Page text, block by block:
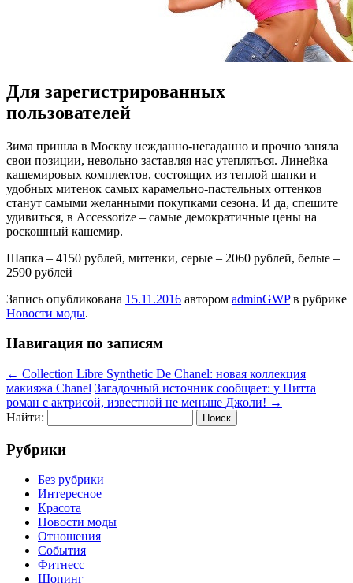
Для зарегистрированных
пользователей
Зимa пришла в Москву нежданно-негаданно и прочно заняла
свои позиции, невольно заставляя нас утепляться. Линейка
кашемировых комплектов, состоящих из теплой шапки и
удобных митенок самых карамельно-пастельных оттенков
станут самыми желанными покупками сезона. И да, спешите
удивиться, в Accessorize – самые демократичные цены на
роскошный кашемир.
Шапка – 4150 рублей, митенки, серые – 2060 рублей, белые –
2590 рублей
Запись опубликована 15.11.2016 автором adminGWPв рубрике
Новости моды.
Навигация по записям
← Collection Libre Synthetic De Chanel: новая коллекция
макияжа Chanel Загадочный источник сообщает: у Питта
роман с актрисой, известной не меньше Джоли! →
Найти:
Рубрики
Без рубрики
Интересное
Красота
Новости моды
Отношения
События
Фитнесс
Шопинг